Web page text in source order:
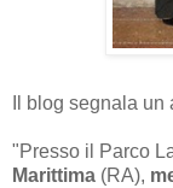
Il blog segnala
"Presso il Parco
Marittima (RA),